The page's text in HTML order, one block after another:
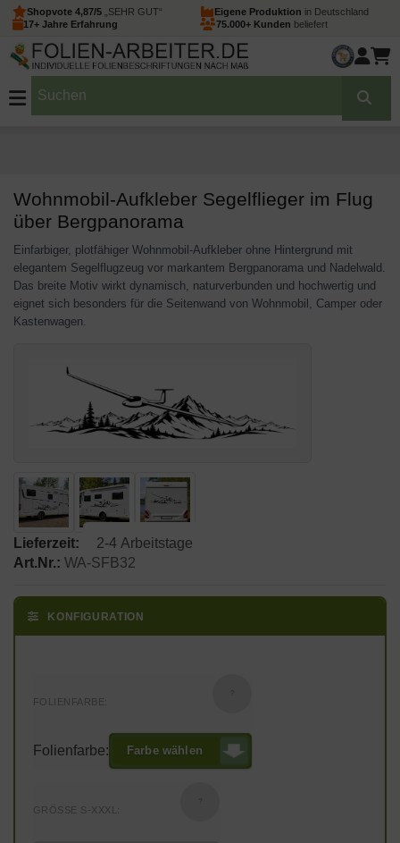
Shopvote 4,87/5 „SEHR GUT“ Eigene Produktion in Deutschland
17+ Jahre Erfahrung
75.000+ Kunden beliefert
Wohnmobil-Aufkleber Segelflieger im Flug
über Bergpanorama
Einfarbiger, plotfähiger Wohnmobil-Aufkleber ohne Hintergrund mit
elegantem Segelflugzeug vor markantem Bergpanorama und Nadelwald.
Das breite Motiv wirkt dynamisch, naturverbunden und hochwertig und
eignet sich besonders für die Seitenwand von Wohnmobil, Camper oder
Kastenwagen.
Lieferzeit:
2-4 Arbeitstage
Art.Nr.: WA-SFB32
KONFIGURATION
FOLIENFARBE:
Folienfarbe: Farbe wählen
GRÖSSE S-XXXL: